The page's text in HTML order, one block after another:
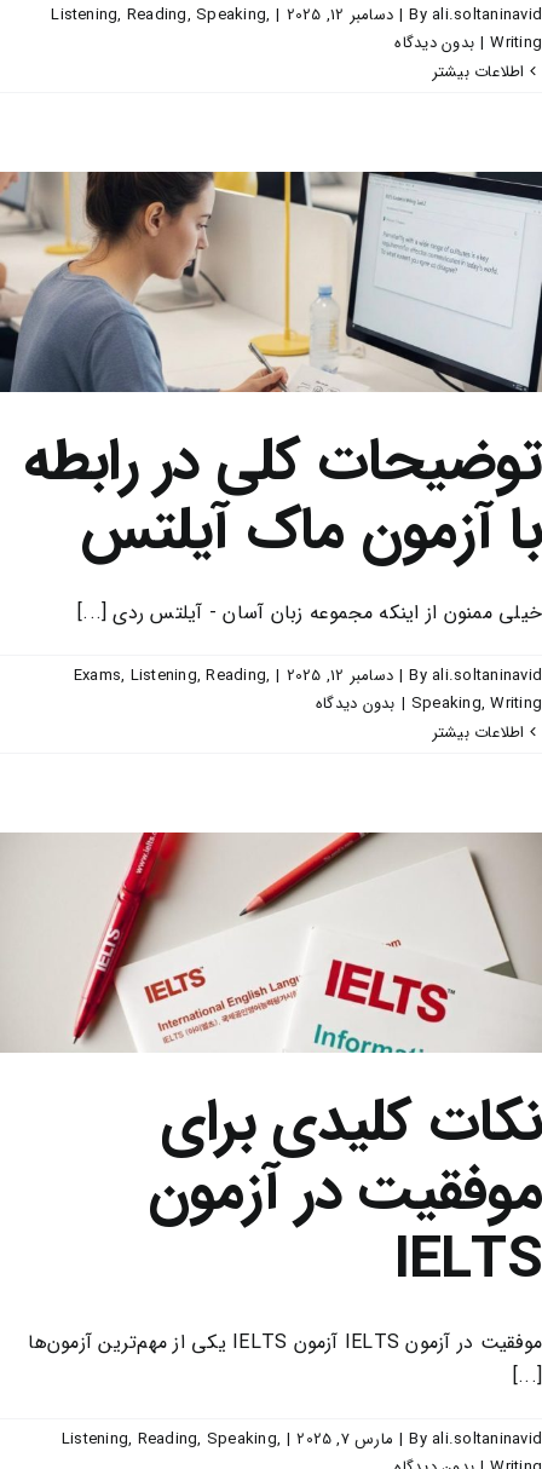
By ali.soltaninavid
| دسامبر 12, 2025 |
Listening, Reading,Speaking,
Writing
| بدون ديدگاه
اطلاعات بیشتر
توضیحات کلی در رابطه
با آزمون ماک آیلتس
خیلی ممنون از اینکه مجموعه زبان آسان - آیلتس ردی [...]
By ali.soltaninavid
| دسامبر 12, 2025 |
Exams, Listening,Reading,
Speaking,Writing
| بدون ديدگاه
اطلاعات بیشتر
نکات کلیدی برای
موفقیت در آزمون
IELTS
موفقیت در آزمون IELTS آزمون IELTS یکی از مهم‌ترین آزمون‌ها
[...]
By ali.soltaninavid
| مارس 7, 2025 |
Listening, Reading, Speaking,